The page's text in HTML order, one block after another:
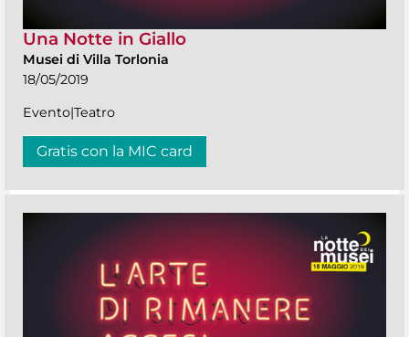
Una Notte in Giallo
Musei di Villa Torlonia
18/05/2019
Evento|Teatro
Gratis con la MIC card